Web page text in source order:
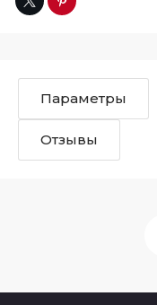
Параметры
Отзывы